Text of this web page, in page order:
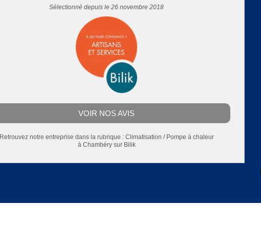
Sélectionné depuis le 26 novembre 2018
VOIR NOS AVIS
Retrouvez notre entreprise dans la rubrique : Climatisation / Pompe à chaleur
à Chambérysur Bilik